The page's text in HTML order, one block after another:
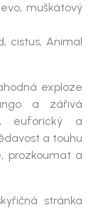
muškátový
cistus, Animal
exploze
a zářivá
euforický a
a touhu
prozkoumat a
stránka